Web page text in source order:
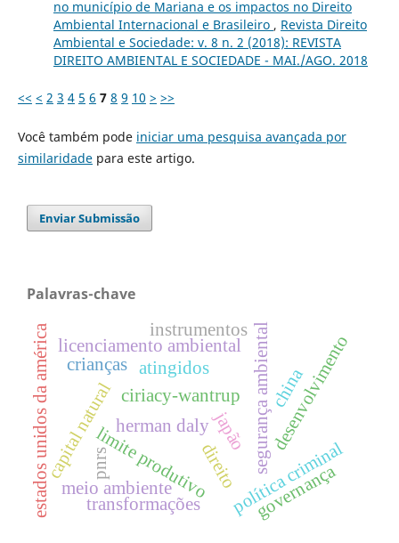
no município de Mariana e os impactos no Direito
Ambiental Internacional e Brasileiro , Revista Direito
Ambiental e Sociedade: v. 8 n. 2 (2018): REVISTA
DIREITO AMBIENTAL E SOCIEDADE - MAI./AGO. 2018
<< < 2 3 4 5 6 7 8 9 10 > >>
Você também pode iniciar uma pesquisa avançada por
similaridadepara este artigo.
Enviar Submissão
Palavras-chave
ciriacy-wantrup
herman daly
segurança ambiental
limite produtivo
capital natural
meio ambiente política criminal
estados unidos da américa japão
licenciamento ambiental
atingidos desenvolvimento
direito
pnrs
instrumentos
china
governança
transformações
crianças